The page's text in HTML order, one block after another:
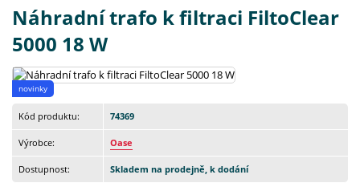
Náhradní trafo k filtraci FiltoClear
5000 18 W
novinky
Kód produktu: 74369
Výrobce: Oase
Dostupnost: Skladem na prodejně, k dodání